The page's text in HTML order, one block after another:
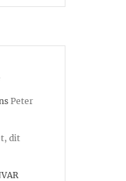
Peter
dit